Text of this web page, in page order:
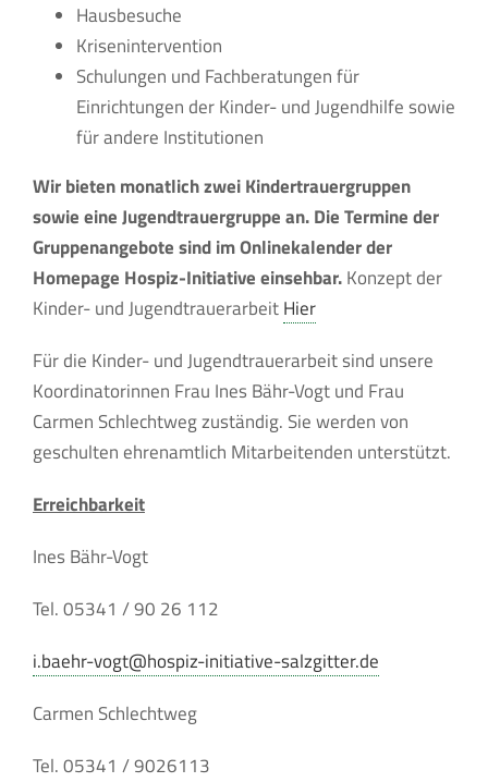
Hausbesuche
Krisenintervention
Schulungen und Fachberatungen für
Einrichtungen der Kinder- und Jugendhilfe sowie
für andere Institutionen
Wir bieten monatlich zwei Kindertrauergruppen
sowie eine Jugendtrauergruppe an.Die Termine der
Gruppenangebote sind im Onlinekalender der
Homepage Hospiz-Initiative einsehbar.Konzept der
Kinder- und JugendtrauerarbeitHier
Für die Kinder- und Jugendtrauerarbeit sind unsere
Koordinatorinnen Frau Ines Bähr-Vogt und Frau
Carmen Schlechtweg zuständig. Sie werden von
geschulten ehrenamtlich Mitarbeitenden unterstützt.
Erreichbarkeit
Ines Bähr-Vogt
Tel. 05341 / 90 26 112
i.baehr-vogt@hospiz-initiative-salzgitter.de
Carmen Schlechtweg
Tel. 05341 / 9026113